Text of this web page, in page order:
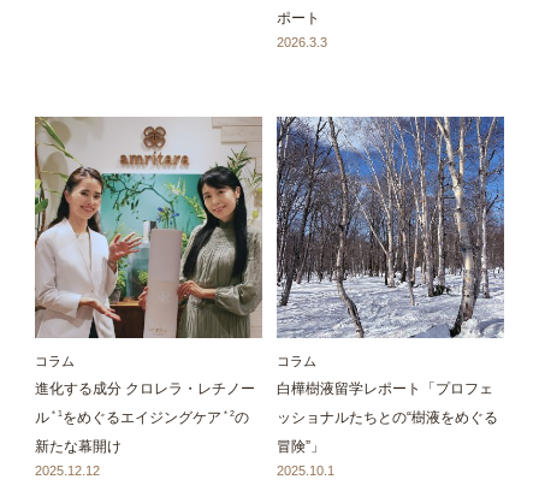
ポート
2026.3.3
コラム
進化する成分 クロレラ・レチノー
ル ＊1をめぐるエイジングケア ＊2の
新たな幕開け
2025.12.12
コラム
白樺樹液留学レポート「プロフェ
ッショナルたちとの“樹液をめぐる
冒険”」
2025.10.1